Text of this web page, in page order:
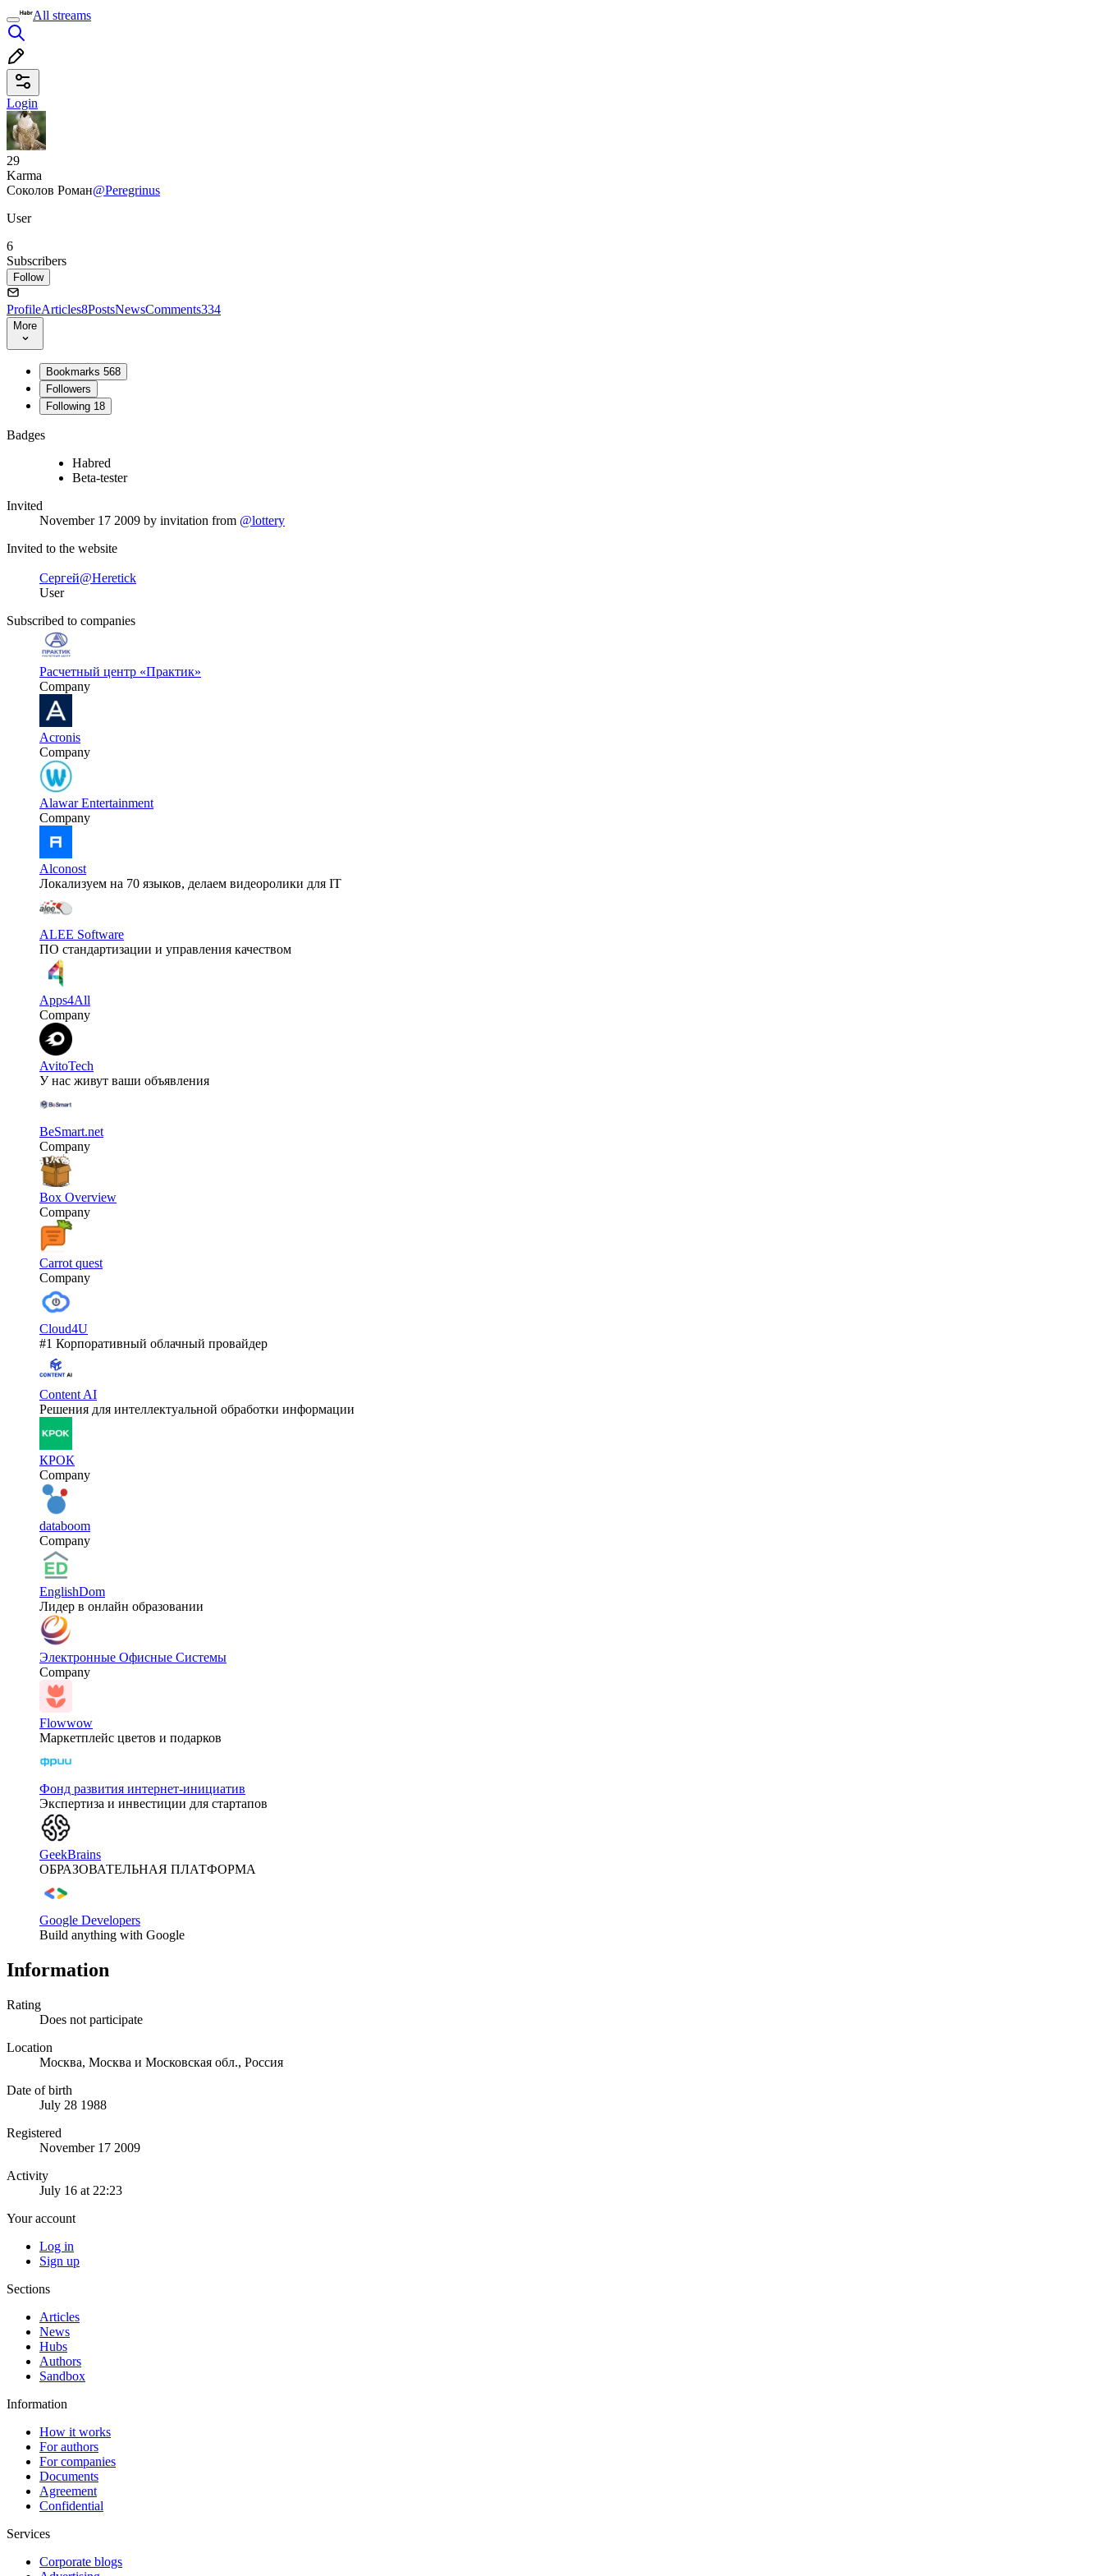
All streams
Login
29
Karma
Соколов Роман@Peregrinus
User
6
Subscribers
Follow
ProfileArticles8PostsNewsComments334
More
Bookmarks 568
Followers
Following 18
Badges
Habred
Beta-tester
Invited
November 17 2009 by invitation from @lottery
Invited to the website
Сергей@Heretick
User
Subscribed to companies
Расчетный центр «Практик»
Company
Acronis
Company
Alawar Entertainment
Company
Alconost
Локализуем на 70 языков, делаем видеоролики для IT
ALEE Software
ПО стандартизации и управления качеством
Apps4All
Company
AvitoTech
У нас живут ваши объявления
BeSmart.net
Company
Box Overview
Company
Carrot quest
Company
Cloud4U
#1 Корпоративный облачный провайдер
Content AI
Решения для интеллектуальной обработки информации
КРОК
Company
databoom
Company
EnglishDom
Лидер в онлайн образовании
Электронные Офисные Системы
Company
Flowwow
Маркетплейс цветов и подарков
Фонд развития интернет-инициатив
Экспертиза и инвестиции для стартапов
GeekBrains
ОБРАЗОВАТЕЛЬНАЯ ПЛАТФОРМА
Google Developers
Build anything with Google
Information
Rating
Does not participate
Location
Москва, Москва и Московская обл., Россия
Date of birth
July 28 1988
Registered
November 17 2009
Activity
July 16 at 22:23
Your account
Log in
Sign up
Sections
Articles
News
Hubs
Authors
Sandbox
Information
How it works
For authors
For companies
Documents
Agreement
Confidential
Services
Corporate blogs